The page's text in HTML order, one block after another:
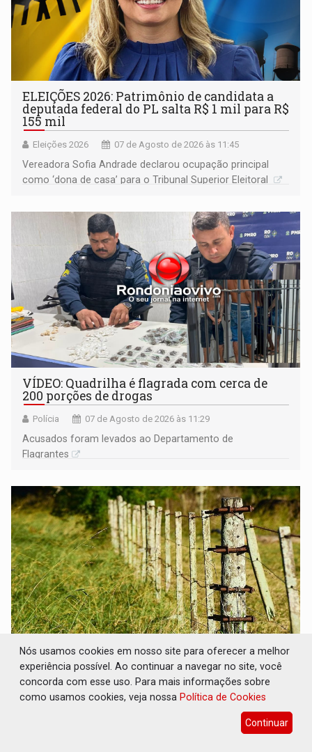
ELEIÇÕES 2026: Patrimônio de candidata a
deputada federal do PL salta R$ 1 mil para R$
155 mil
Eleições 2026 07 de Agosto de 2026 às 11:45
Vereadora Sofia Andrade declarou ocupação principal
como ‘dona de casa’ para o Tribunal Superior Eleitoral
VÍDEO: Quadrilha é flagrada com cerca de
200 porções de drogas
Polícia 07 de Agosto de 2026 às 11:29
Acusados foram levados ao Departamento de
Flagrantes
BAIRRO TEIXEIRÃO: MPF cobra
regularização fundiária da comunidade
Nova Colina
07 de Agosto de 2026 às 11:08
Após atuação do órgão, prefeitura pediu à União a
Nós usamos cookies em nosso site para oferecer a melhor
experiência possível. Ao continuar a navegar no site, você
concorda com esse uso. Para mais informações sobre
como usamos cookies, veja nossa Política de Cookies
Continuar